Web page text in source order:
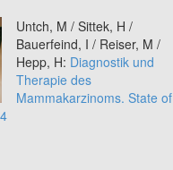
Untch, M / Sittek, H /
Bauerfeind, I / Reiser, M /
Hepp, H: Diagnostik und
Therapie des
Mammakarzinoms. State of